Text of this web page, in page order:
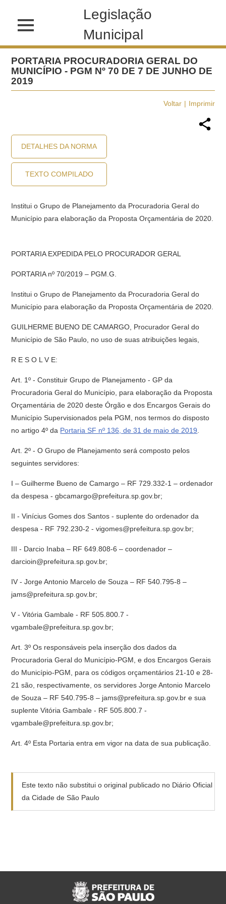
Legislação
Municipal
PORTARIA PROCURADORIA GERAL DO
MUNICÍPIO - PGM Nº 70 DE 7 DE JUNHO DE
2019
Voltar Imprimir
DETALHES DA NORMA
TEXTO COMPILADO
Institui o Grupo de Planejamento da Procuradoria Geral do
Município para elaboração da Proposta Orçamentária de 2020.
PORTARIA EXPEDIDA PELO PROCURADOR GERAL
PORTARIA nº 70/2019 – PGM.G.
Institui o Grupo de Planejamento da Procuradoria Geral do
Município para elaboração da Proposta Orçamentária de 2020.
GUILHERME BUENO DE CAMARGO, Procurador Geral do
Município de São Paulo, no uso de suas atribuições legais,
R E S O L V E:
Art. 1º - Constituir Grupo de Planejamento - GP da
Procuradoria Geral do Município, para elaboração da Proposta
Orçamentária de 2020 deste Órgão e dos Encargos Gerais do
Município Supervisionados pela PGM, nos termos do disposto
no artigo 4º da Portaria SF nº 136, de 31 de maio de 2019
Art. 2º - O Grupo de Planejamento será composto pelos
seguintes servidores:
I – Guilherme Bueno de Camargo – RF 729.332-1 – ordenador
da despesa - gbcamargo@prefeitura.sp.gov.br;
II - Vinícius Gomes dos Santos - suplente do ordenador da
despesa - RF 792.230-2 - vigomes@prefeitura.sp.gov.br;
III - Darcio Inaba – RF 649.808-6 – coordenador –
darcioin@prefeitura.sp.gov.br;
IV - Jorge Antonio Marcelo de Souza – RF 540.795-8 –
jams@prefeitura.sp.gov.br;
V - Vitória Gambale - RF 505.800.7 -
vgambale@prefeitura.sp.gov.br;
Art. 3º Os responsáveis pela inserção dos dados da
Procuradoria Geral do Município-PGM, e dos Encargos Gerais
do Município-PGM, para os códigos orçamentários 21-10 e 28-
21 são, respectivamente, os servidores Jorge Antonio Marcelo
de Souza – RF 540.795-8 – jams@prefeitura.sp.gov.br e sua
suplente Vitória Gambale - RF 505.800.7 -
vgambale@prefeitura.sp.gov.br;
Art. 4º Esta Portaria entra em vigor na data de sua publicação.
Este texto não substitui o original publicado no Diário Oficial
da Cidade de São Paulo